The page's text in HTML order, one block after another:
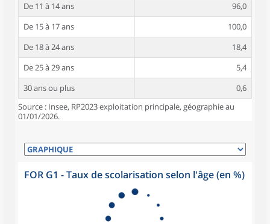
De 11 à 14 ans
96,0
De 15 à 17 ans
100,0
De 18 à 24 ans
18,4
De 25 à 29 ans
5,4
30 ans ou plus
0,6
Source : Insee, RP2023 exploitation principale, géographie au
01/01/2026.
FOR G1 - Taux de scolarisation selon l'âge (en %)